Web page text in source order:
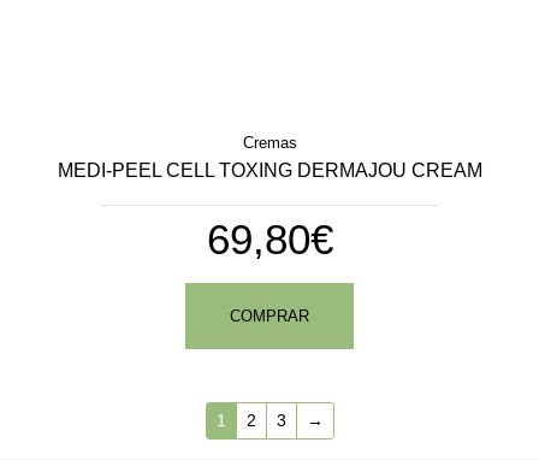
Cremas
MEDI-PEEL CELL TOXING DERMAJOU CREAM
69,80€
COMPRAR
1 2 3 →